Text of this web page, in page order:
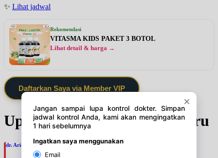
✨ Lihat jadwal
Rekomendasi
VITASMA KIDS PAKET 3 BOTOL
Lihat detail & harga →
Daftarkan Saya via Member VIP
Update Jadwal Dokter terbaru
dr. Ario Baskoro, SpU